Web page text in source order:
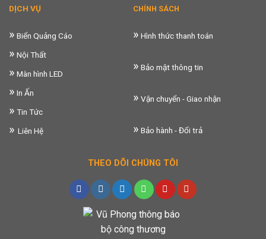
DỊCH VỤ
» Biển Quảng Cáo
» Nội Thất
» Màn hình LED
» In Ấn
» Tin Tức
» Liên Hệ
CHÍNH SÁCH
» Hình thức thanh toán
» Bảo mật thông tin
» Vận chuyển - Giao nhận
» Bảo hành - Đổi trả
THEO DÕI CHÚNG TÔI